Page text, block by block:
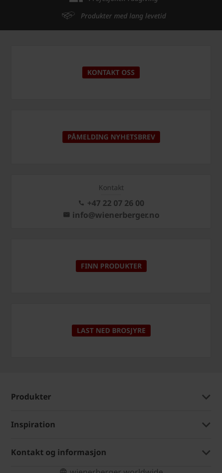
Produkter med lang levetid
KONTAKT OSS
PÅMELDING NYHETSBREV
Kontakt
+47 22 07 26 00
info@wienerberger.no
FINN PRODUKTER
LAST NED BROSJYRE
Produkter
Inspiration
Kontakt og informasjon